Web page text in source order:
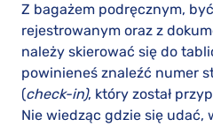
Z bagażem podręcznym,
rejestrowanym oraz z
należy skierować się do
powinieneś znaleźć numer
(check-in), który został
Nie wiedząc gdzie się udać,